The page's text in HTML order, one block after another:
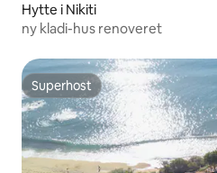
Hytte i Nikiti
ny kladi-hus renoveret
Superhost
Superhost